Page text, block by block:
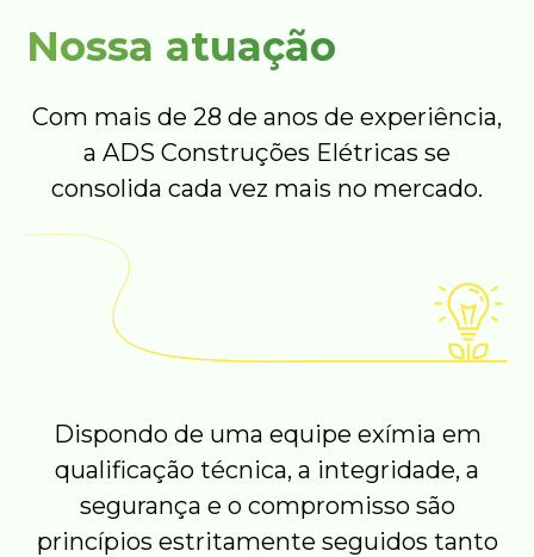
Nossa atuação
Com mais de 28 de anos de experiência,
a ADS Construções Elétricas se
consolida cada vez mais no mercado.
Dispondo de uma equipe exímia em
qualificação técnica, a integridade, a
segurança e o compromisso são
princípios estritamente seguidos tanto